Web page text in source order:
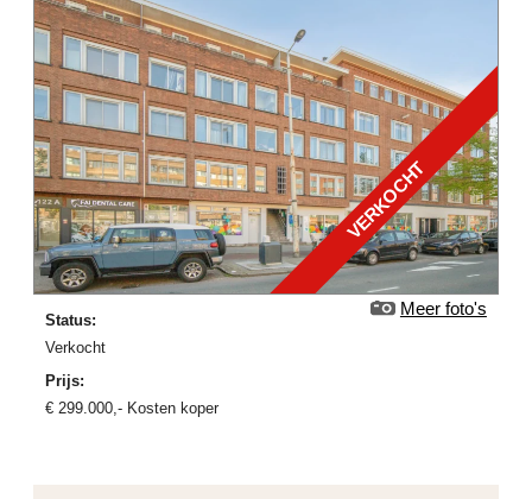
VERKOCHT
Meer foto's
Status:
verkocht
Prijs:
€ 299.000 ,- Kosten koper